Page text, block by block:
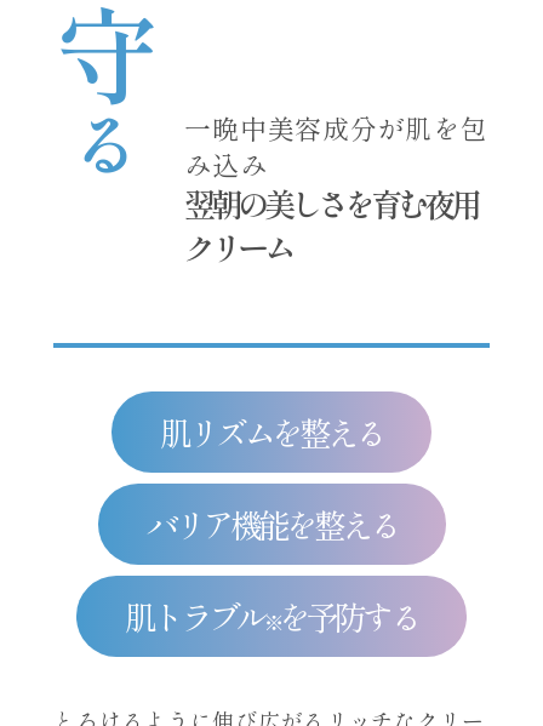
守
る
一晩中美容成分が肌を包
み込み
翌朝の美しさを育む夜用
クリーム
肌リズムを整える
バリア機能を整える
肌トラブル※を予防する